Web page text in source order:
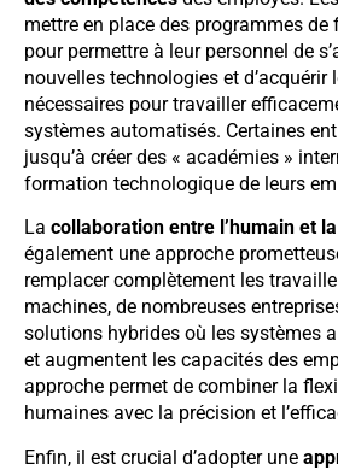
mettre en place des programmes
pour permettre à leur personnel de
nouvelles technologies et d’acquérir
nécessaires pour travailler
systèmes automatisés. Certaines
jusqu’à créer des « académies »
formation technologique de leurs
La collaboration entre l’humain et
également une approche
remplacer complètement les
machines, de nombreuses
solutions hybrides où les systèmes
et augmentent les capacités des
approche permet de combiner la
humaines avec la précision et
Enfin, il est crucial d’adopter une